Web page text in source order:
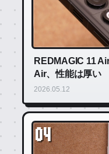
REDMAGIC 11
Air、性能は厚い
2026.05.12
04